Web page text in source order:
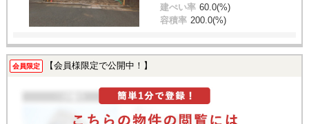
建ぺい率 60.0(%)
容積率 200.0(%)
会員限定 【会員様限定で公開中！】